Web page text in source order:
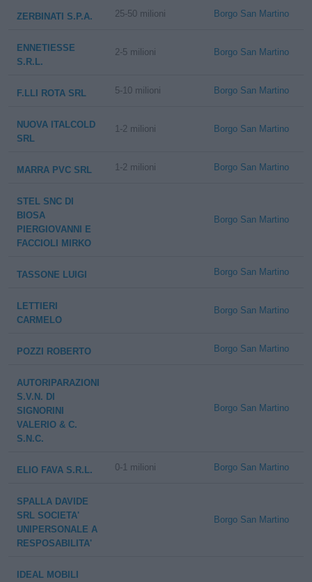
ZERBINATI S.P.A. 25-50 milioni Borgo San Martino
ENNETIESSE
S.R.L.
2-5 milioni Borgo San Martino
F.LLI ROTA SRL 5-10 milioni Borgo San Martino
NUOVA ITALCOLD
SRL
1-2 milioni Borgo San Martino
MARRA PVC SRL 1-2 milioni Borgo San Martino
STEL SNC DI
BIOSA
PIERGIOVANNI E
FACCIOLI MIRKO
Borgo San Martino
TASSONE LUIGI Borgo San Martino
LETTIERI
CARMELO
Borgo San Martino
POZZI ROBERTO Borgo San Martino
AUTORIPARAZIONI
S.V.N. DI
SIGNORINI
VALERIO & C.
S.N.C.
Borgo San Martino
ELIO FAVA S.R.L. 0-1 milioni Borgo San Martino
SPALLA DAVIDE
SRL SOCIETA'
UNIPERSONALE A
RESPOSABILITA'
Borgo San Martino
IDEAL MOBILI